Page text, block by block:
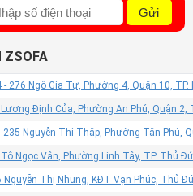
Gửi
ZSOFA
- 276 Ngô Gia Tự, Phường 4, Quận 10, TP.
Lương Định Của, Phường An Phú, Quận 2,
235 Nguyễn Thị Thập, Phường Tân Phú,
Ngọc Vân, Phường Linh Tây, TP. Thủ
Nguyễn Thị Nhung, KĐT Vạn Phúc, Thủ